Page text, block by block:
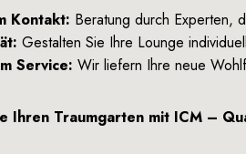
Kontakt: Beratung durch Experten,
Gestalten Sie Ihre Lounge
Service: Wir liefern Ihre neue
Ihren Traumgarten mit ICM –